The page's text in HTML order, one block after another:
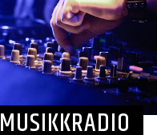
MUSIKKRADIO